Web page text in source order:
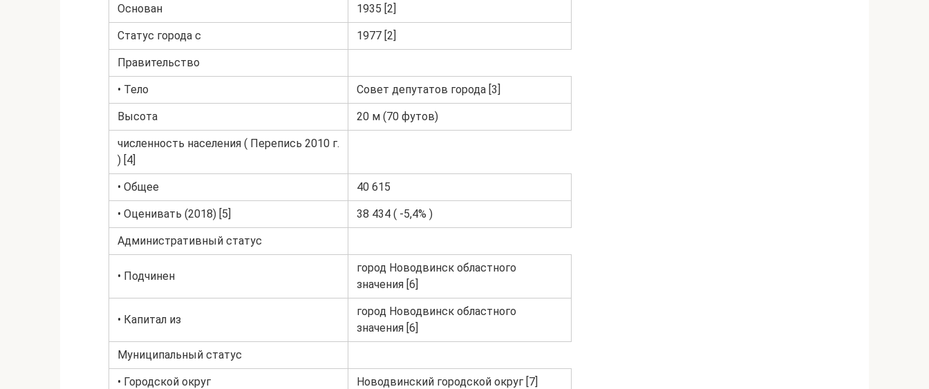
Основан 1935 [2]
Статус города с 1977 [2]
Правительство
• Тело Совет депутатов города [3]
Высота 20 м (70 футов)
численность населения ( Перепись 2010 г.
) [4]
• Общее 40 615
• Оценивать (2018) [5] 38 434 ( -5,4% )
Административный статус
• Подчинен
город Новодвинск областного
значения [6]
• Капитал из
город Новодвинск областного
значения [6]
Муниципальный статус
• Городской округ Новодвинский городской округ [7]